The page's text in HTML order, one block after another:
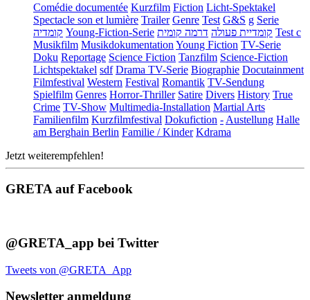
Comédie documentée Kurzfilm Fiction Licht-Spektakel
Spectacle son et lumière Trailer Genre Test G&S g Serie
קומדיה Young-Fiction-Serie קומדיית פעולה דרמה קומית
Test c
Musikfilm Musikdokumentation Young Fiction TV-Serie
Doku Reportage Science Fiction Tanzfilm Science-Fiction
Lichtspektakel sdf Drama TV-Serie Biographie Docutainment
Filmfestival Western Festival Romantik TV-Sendung
Spielfilm Genres Horror-Thriller Satire Divers History True
Crime TV-Show Multimedia-Installation Martial Arts
Familienfilm Kurzfilmfestival Dokufiction - Austellung Halle
am Berghain Berlin Familie / Kinder Kdrama
Jetzt weiterempfehlen!
GRETA auf Facebook
@GRETA_app bei Twitter
Tweets von @GRETA_App
Newsletter anmeldung